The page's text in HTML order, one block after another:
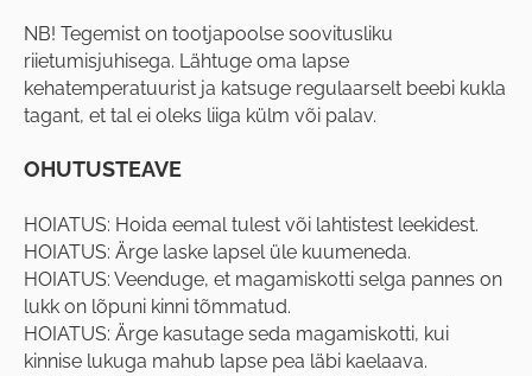
NB! Tegemist on tootjapoolse soovitusliku
riietumisjuhisega. Lähtuge oma lapse
kehatemperatuurist ja katsuge regulaarselt beebi kukla
tagant, et tal ei oleks liiga külm või palav.
OHUTUSTEAVE
HOIATUS: Hoida eemal tulest või lahtistest leekidest.
HOIATUS: Ärge laske lapsel üle kuumeneda.
HOIATUS: Veenduge, et magamiskotti selga pannes on
lukk on lõpuni kinni tõmmatud.
HOIATUS: Ärge kasutage seda magamiskotti, kui
kinnise lukuga mahub lapse pea läbi kaelaava.